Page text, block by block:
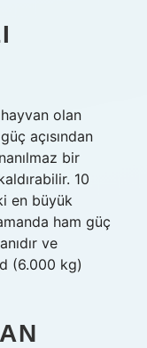
olan
açısından
bir
10
en büyük
ham güç
ve
(6.000 kg)